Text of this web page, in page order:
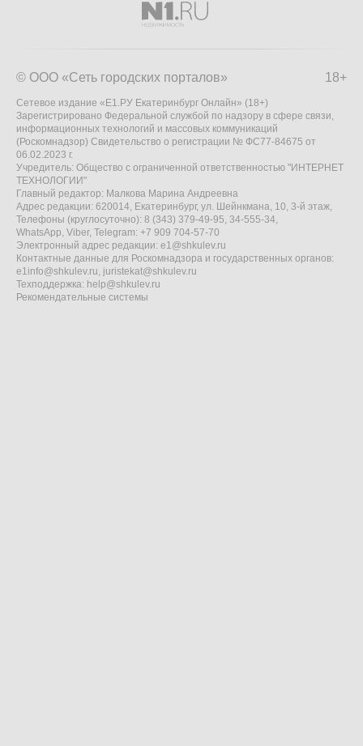
18+
© ООО «Сеть городских порталов»
Сетевое издание «Е1.РУ Екатеринбург Онлайн» (18+)
Зарегистрировано Федеральной службой по надзору в сфере связи,
информационных технологий и массовых коммуникаций
(Роскомнадзор) Свидетельство о регистрации № ФС77-84675 от
06.02.2023 г.
Учредитель: Общество с ограниченной ответственностью "ИНТЕРНЕТ
ТЕХНОЛОГИИ"
Главный редактор: Малкова Марина Андреевна
Адрес редакции: 620014, Екатеринбург, ул. Шейнкмана, 10, 3-й этаж,
Телефоны (круглосуточно): 8 (343) 379-49-95, 34-555-34,
WhatsApp, Viber, Telegram: +7 909 704-57-70
Электронный адрес редакции: e1@shkulev.ru
Контактные данные для Роскомнадзора и государственных органов:
e1info@shkulev.ru, juristekat@shkulev.ru
Техподдержка: help@shkulev.ru
Рекомендательные системы